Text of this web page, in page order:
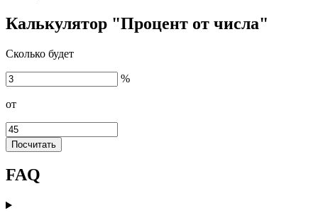
Калькулятор "Процент от числа"
Сколько будет
%
от
Посчитать
FAQ